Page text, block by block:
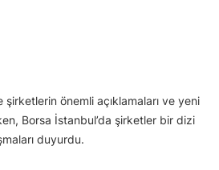
önemli açıklamaları ve yeni
Borsa İstanbul’da şirketler bir dizi
duyurdu.